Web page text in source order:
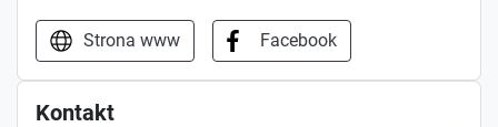
Strona www Facebook
Kontakt